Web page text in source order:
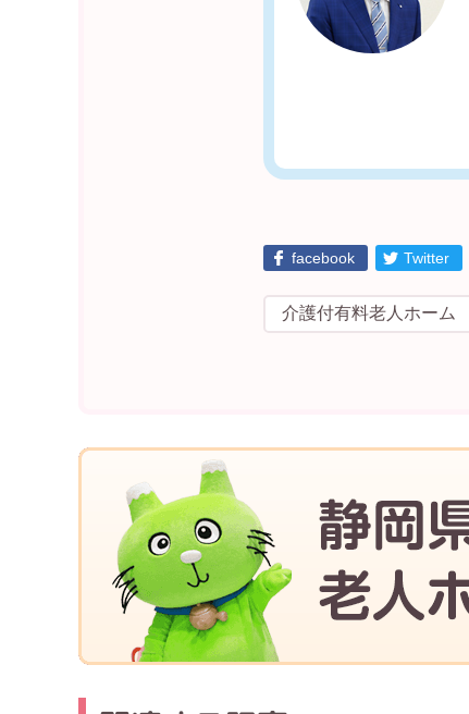
facebook Twitter
介護付有料老人ホーム